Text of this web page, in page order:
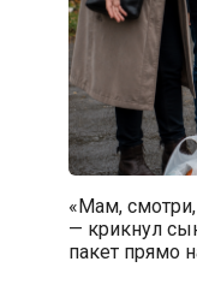
«Мам,
— крикнул
пакет прямо